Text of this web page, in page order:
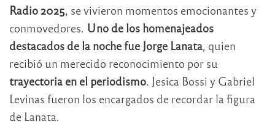
Radio 2025, se vivieron momentos emocionantes y
conmovedores. Uno de los homenajeados
destacados de la noche fue Jorge Lanata, quien
recibió un merecido reconocimiento por su
trayectoria en el periodismo. Jesica Bossi y Gabriel
Levinas fueron los encargados de recordar la figura
de Lanata.